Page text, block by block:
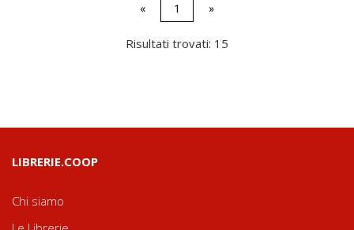
« 1 »
Risultati trovati: 15
LIBRERIE.COOP
Chi siamo